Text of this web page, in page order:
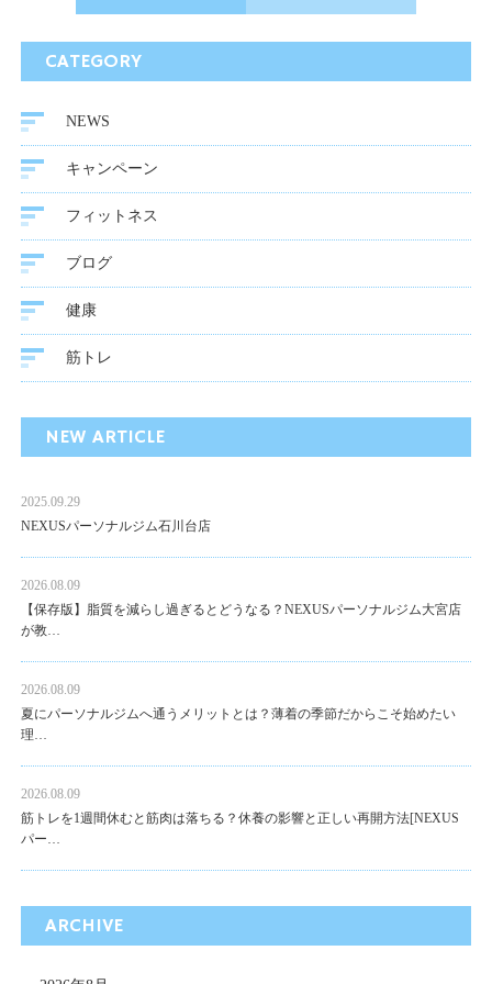
CATEGORY
NEWS
キャンペーン
フィットネス
ブログ
健康
筋トレ
NEW ARTICLE
2025.09.29
NEXUSパーソナルジム石川台店
2026.08.09
【保存版】脂質を減らし過ぎるとどうなる？NEXUSパーソナルジム大宮店
が教…
2026.08.09
夏にパーソナルジムへ通うメリットとは？薄着の季節だからこそ始めたい
理…
2026.08.09
筋トレを1週間休むと筋肉は落ちる？休養の影響と正しい再開方法[NEXUS
パー…
ARCHIVE